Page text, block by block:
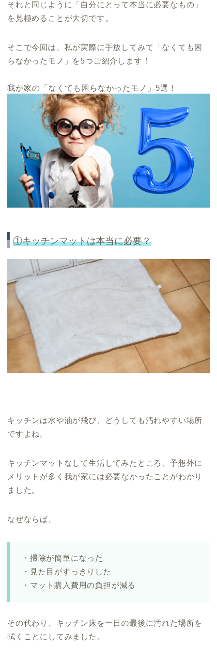
それと同じように「自分にとって本当に必要なもの」
を見極めることが大切です。
そこで今回は、私が実際に手放してみて「なくても困
らなかったモノ」を5つご紹介します！
我が家の「なくても困らなかったモノ」5選！
①キッチンマットは本当に必要？
キッチンは水や油が飛び、どうしても汚れやすい場所
ですよね。
キッチンマットなしで生活してみたところ、予想外に
メリットが多く我が家には必要なかったことがわかり
ました。
なぜならば、
・掃除が簡単になった
・見た目がすっきりした
・マット購入費用の負担が減る
その代わり、キッチン床を一日の最後に汚れた場所を
拭くことにしてみました。